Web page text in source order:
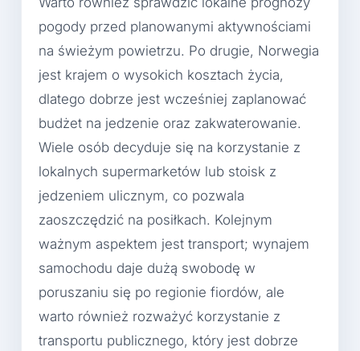
pogody przed planowanymi aktywnościami
na świeżym powietrzu. Po drugie, Norwegia
jest krajem o wysokich kosztach życia,
dlatego dobrze jest wcześniej zaplanować
budżet na jedzenie oraz zakwaterowanie.
Wiele osób decyduje się na korzystanie z
lokalnych supermarketów lub stoisk z
jedzeniem ulicznym, co pozwala
zaoszczędzić na posiłkach. Kolejnym
ważnym aspektem jest transport; wynajem
samochodu daje dużą swobodę w
poruszaniu się po regionie fiordów, ale
warto również rozważyć korzystanie z
transportu publicznego, który jest dobrze